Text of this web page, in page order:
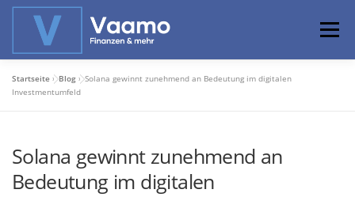
Zum
Menü
ABOUT
PROFIWISSEN ALTERSVORSORGE
Startseite »Blog »Solana gewinnt zunehmend an Bedeutung im digitalen
Investmentumfeld
Solana gewinnt zunehmend an
Bedeutung im digitalen